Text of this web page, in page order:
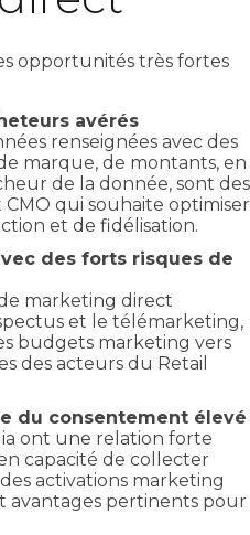
opportunités très fortes
avérés
renseignées avec des
marque, de montants, en
de la donnée, sont des
qui souhaite optimiser
et de fidélisation.
des forts risques de
marketing direct
et le télémarketing,
budgets marketing vers
des acteurs du Retail
du consentement élevé
ont une relation forte
capacité de collecter
activations marketing
avantages pertinents pour